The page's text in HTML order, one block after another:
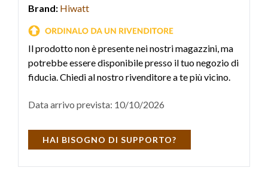
Brand: Hiwatt
Il prodotto non è presente nei nostri magazzini, ma
potrebbe essere disponibile presso il tuo negozio di
fiducia. Chiedi al nostro rivenditore a te più vicino.
Data arrivo prevista: 10/10/2026
HAI BISOGNO DI SUPPORTO?